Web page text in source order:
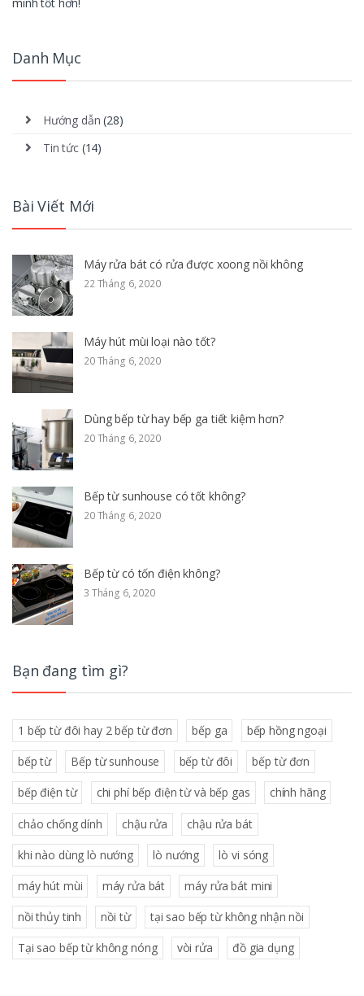
mình tốt hơn!
Danh Mục
Hướng dẫn (28)
Tin tức(14)
Bài Viết Mới
Máy rửa bát có rửa được xoong nồi không
22 Tháng 6, 2020
Máy hút mùi loại nào tốt?
20 Tháng 6, 2020
Dùng bếp từ hay bếp ga tiết kiệm hơn?
20 Tháng 6, 2020
Bếp từ sunhouse có tốt không?
20 Tháng 6, 2020
Bếp từ có tốn điện không?
3 Tháng 6, 2020
Bạn đang tìm gì?
1 bếp từ đôi hay 2 bếp từ đơn bếp ga bếp hồng ngoại
bếp từ Bếp từ sunhouse bếp từ đôi bếp từ đơn
bếp điện từ chi phí bếp điện từ và bếp gas chính hãng
chảo chống dính chậu rửa chậu rửa bát
khi nào dùng lò nướng lò nướng lò vi sóng
máy hút mùi máy rửa bát máy rửa bát mini
nồi thủy tinh nồi từ tại sao bếp từ không nhận nồi
Tại sao bếp từ không nóng vòi rửa đồ gia dụng